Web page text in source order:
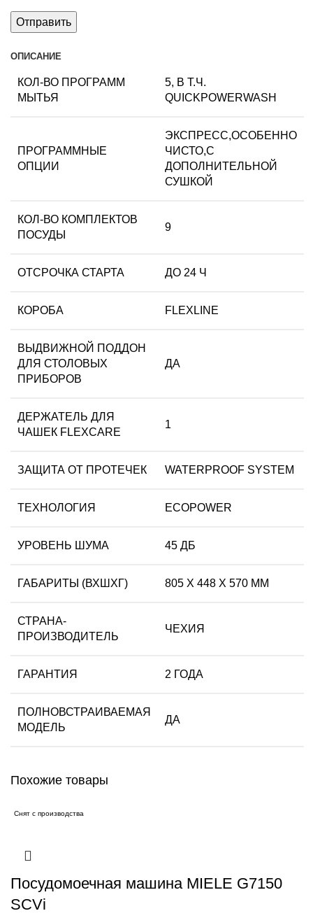
ОПИСАНИЕ
КОЛ-ВО ПРОГРАММ
МЫТЬЯ
5, В Т.Ч.
QUICKPOWERWASH
ПРОГРАММНЫЕ
ОПЦИИ
ЭКСПРЕСС,ОСОБЕННО
ЧИСТО,С
ДОПОЛНИТЕЛЬНОЙ
СУШКОЙ
КОЛ-ВО КОМПЛЕКТОВ
ПОСУДЫ
9
ОТСРОЧКА СТАРТА ДО 24 Ч
КОРОБА FLEXLINE
ВЫДВИЖНОЙ ПОДДОН
ДЛЯ СТОЛОВЫХ
ПРИБОРОВ
ДА
ДЕРЖАТЕЛЬ ДЛЯ
ЧАШЕК FLEXCARE
1
ЗАЩИТА ОТ ПРОТЕЧЕК WATERPROOF SYSTEM
ТЕХНОЛОГИЯ ECOPOWER
УРОВЕНЬ ШУМА 45 ДБ
ГАБАРИТЫ (ВХШХГ) 805 X 448 X 570 ММ
СТРАНА-
ПРОИЗВОДИТЕЛЬ
ЧЕХИЯ
ГАРАНТИЯ 2 ГОДА
ПОЛНОВСТРАИВАЕМАЯ
МОДЕЛЬ
ДА
Похожие товары
Снят с производства
Посудомоечная машина MIELE G7150
SCVi